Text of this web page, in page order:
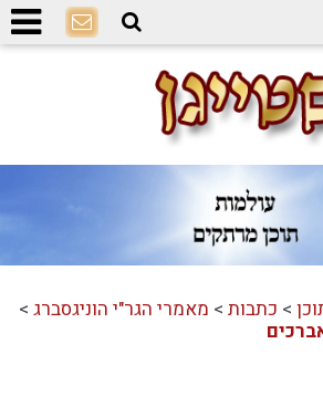
> כתבות > מאמרי הגר"י הוניגסברג >